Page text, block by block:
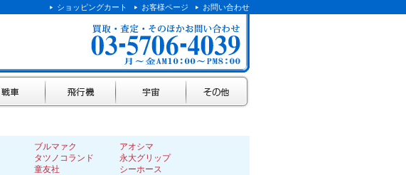
ショッピングカート お客様ページ お問い合わせ
ブルマァク
アオシマ
タツノコランド
永大グリップ
童友社
シーホース